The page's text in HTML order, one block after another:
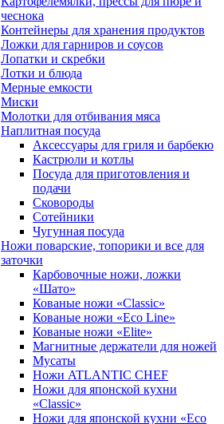
чеснока
Контейнеры для хранения продуктов
Ложки для гарниров и соусов
Лопатки и скребки
Лотки и блюда
Мерные емкости
Миски
Молотки для отбивания мяса
Наплитная посуда
Аксессуары для гриля и барбекю
Кастрюли и котлы
Посуда для приготовления и
подачи
Сковороды
Сотейники
Чугунная посуда
Ножи поварские, топорики и все для
заточки
Карбовочные ножи, ложки
«Шато»
Кованые ножи «Classic»
Кованые ножи «Eco Line»
Кованые ножи «Elite»
Магнитные держатели для ножей
Мусаты
Ножи ATLANTIC CHEF
Ножи для японской кухни
«Classic»
Ножи для японской кухни «Eco